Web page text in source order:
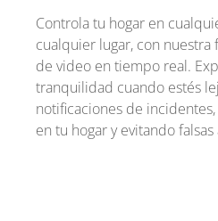
Controla tu hogar en
cualquier lugar, con
de video en tiempo real.
tranquilidad cuando estés
notificaciones de
en tu hogar y evitando falsas